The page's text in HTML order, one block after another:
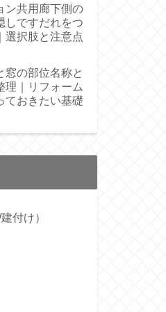
ン共用廊下側の
しですだれをつ
選択肢と注意点
窓の部位名称と
理｜リフォーム
ておきたい基礎
付け）